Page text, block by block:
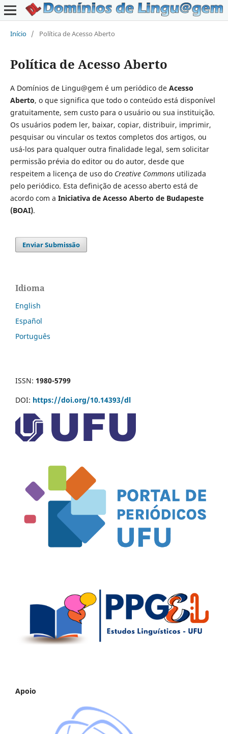
Início / Política de Acesso Aberto
Política de Acesso Aberto
A Domínios de Lingu@gem é um periódico de Acesso
Aberto, o que significa que todo o conteúdo está disponível
gratuitamente, sem custo para o usuário ou sua instituição.
Os usuários podem ler, baixar, copiar, distribuir, imprimir,
pesquisar ou vincular os textos completos dos artigos, ou
usá-los para qualquer outra finalidade legal, sem solicitar
permissão prévia do editor ou do autor, desde que
respeitem a licença de uso do Creative Commonsutilizada
pelo periódico. Esta definição de acesso aberto está de
acordo com a Iniciativa de Acesso Aberto de Budapeste
(BOAI).
Enviar Submissão
Idioma
English
Español
Português
ISSN: 1980-5799
DOI: https://doi.org/10.14393/dl
Apoio